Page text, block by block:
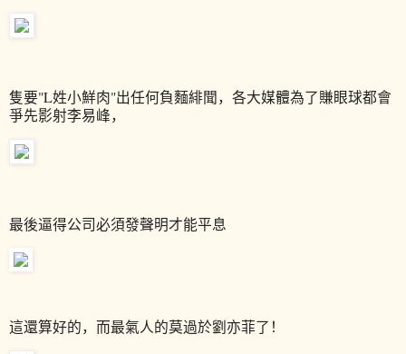
隻要"L姓小鮮肉"出任何負麵緋聞，各大媒體為了賺眼球都會
爭先影射李易峰，
最後逼得公司必須發聲明才能平息
這還算好的，而最氣人的莫過於劉亦菲了！